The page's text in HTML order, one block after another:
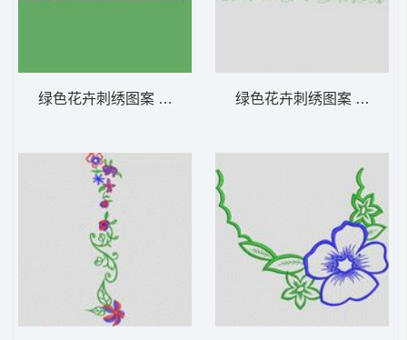
绿色花卉刺绣图案 大花样 绿色花卉刺绣图案 大花样